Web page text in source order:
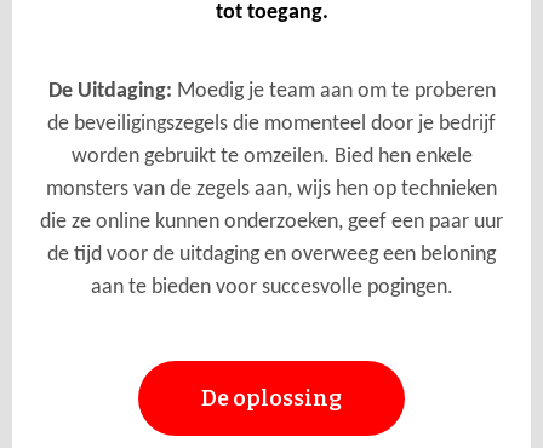
tot toegang.
De Uitdaging: Moedig je team aan om te proberen
de beveiligingszegels die momenteel door je bedrijf
worden gebruikt te omzeilen. Bied hen enkele
monsters van de zegels aan, wijs hen op technieken
die ze online kunnen onderzoeken, geef een paar uur
de tijd voor de uitdaging en overweeg een beloning
aan te bieden voor succesvolle pogingen.
De oplossing